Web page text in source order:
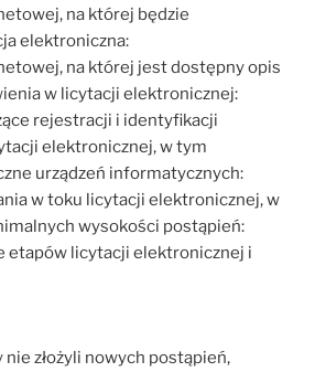
na której będzie
elektroniczna:
na której jest dostępny opis
w licytacji elektronicznej:
rejestracji i identyfikacji
elektronicznej, w tym
urządzeń informatycznych:
w toku licytacji elektronicznej, w
wysokości postąpień:
etapów licytacji elektronicznej i
złożyli nowych postąpień,